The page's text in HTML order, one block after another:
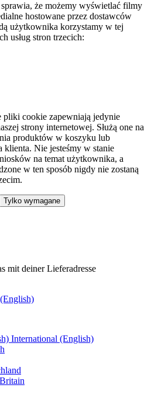
sprawia, że możemy wyświetlać filmy
hostowane przez dostawców
użytkownika korzystamy w tej
usług stron trzecich:
pliki cookie zapewniają jedynie
strony internetowej. Służą one na
produktów w koszyku lub
klienta. Nie jesteśmy w stanie
na temat użytkownika, a
w ten sposób nigdy nie zostaną
Tylko wymagane
mit deiner Lieferadresse
International (English)